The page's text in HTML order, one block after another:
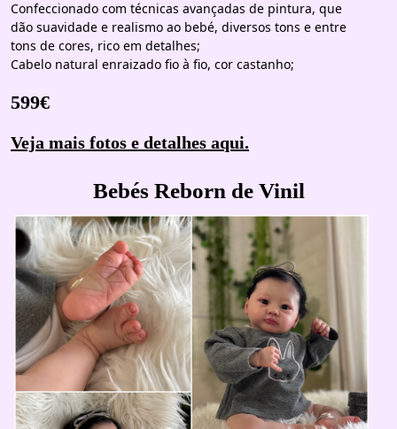
Confeccionado com técnicas avançadas de pintura, que
dão suavidade e realismo ao bebé, diversos tons e entre
tons de cores, rico em detalhes;
Cabelo natural enraizado fio à fio, cor castanho;
599€
Veja mais fotos e detalhes aqui.
Bebés Reborn de Vinil